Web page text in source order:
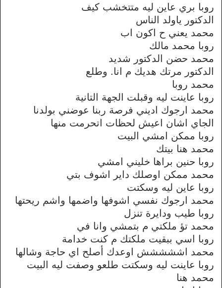
روبا بري عاين ليه متتخشب كيف
الدكتور ياولد الناس
محمد يعني ح اكون اب
روبا محمد مالك
محمد حضن الدكتور شديد
الدكتور مرتك هديك م انا. وطلع
محمد روبا
روبا عاينت ليه وقبلت الجهة التانية
محمد ارجوك اديني فرصة ربنا عوضني بولدنا
الجاي اشان اعيش لحظات اتحرمت منها
روبا ممكن امشي البيت
محمد هنا بيتك
روبا حنين براها خليني امشي
محمد ممكن اوصلك داير اشوف بتي
روبا عاين ليه وسكتت
محمد ارجوك نفسي اشوفها واضمها واشم ريحتها
روبا طيب ودايرة تنزل
محمد تؤ ملكتي م بتمشي وانا في
روبا اسي ببقيت ملكتك م كنت خدامة
محمد اششششش اوعدك أصلح اي حاجة وشالها
روبا عاينت ليه وسكتت طلعو وصفت ليه البيت
محمد هنا